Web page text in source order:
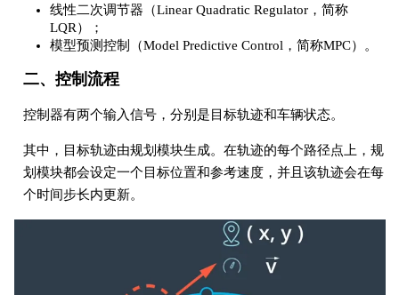
线性二次调节器（Linear Quadratic Regulator，简称
LQR）；
模型预测控制（Model Predictive Control，简称MPC）。
二、控制流程
控制器有两个输入信号，分别是目标轨迹和车辆状态。
其中，目标轨迹由规划模块生成。在轨迹的每个路径点上，规
划模块都会设定一个目标位置和参考速度，并且该轨迹会在每
个时间步长内更新。